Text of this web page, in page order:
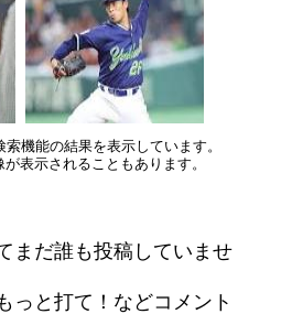
機能の結果を表示しています。
表示されることもあります。
まだ誰も投稿していませ
っと打て！などコメント